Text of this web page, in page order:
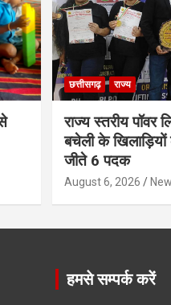
छत्तीसगढ़ राज्य
राज्य स्तरीय पॉवर
बचेली के खिलाड़ियों
जीते 6 पदक
August 6, 2026
हमसे सम्पर्क करें